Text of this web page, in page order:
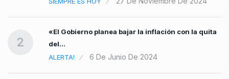
2
«El Gobierno planea bajar la inflación con la quita
del…
ALERTA!
6 De Junio De 2024